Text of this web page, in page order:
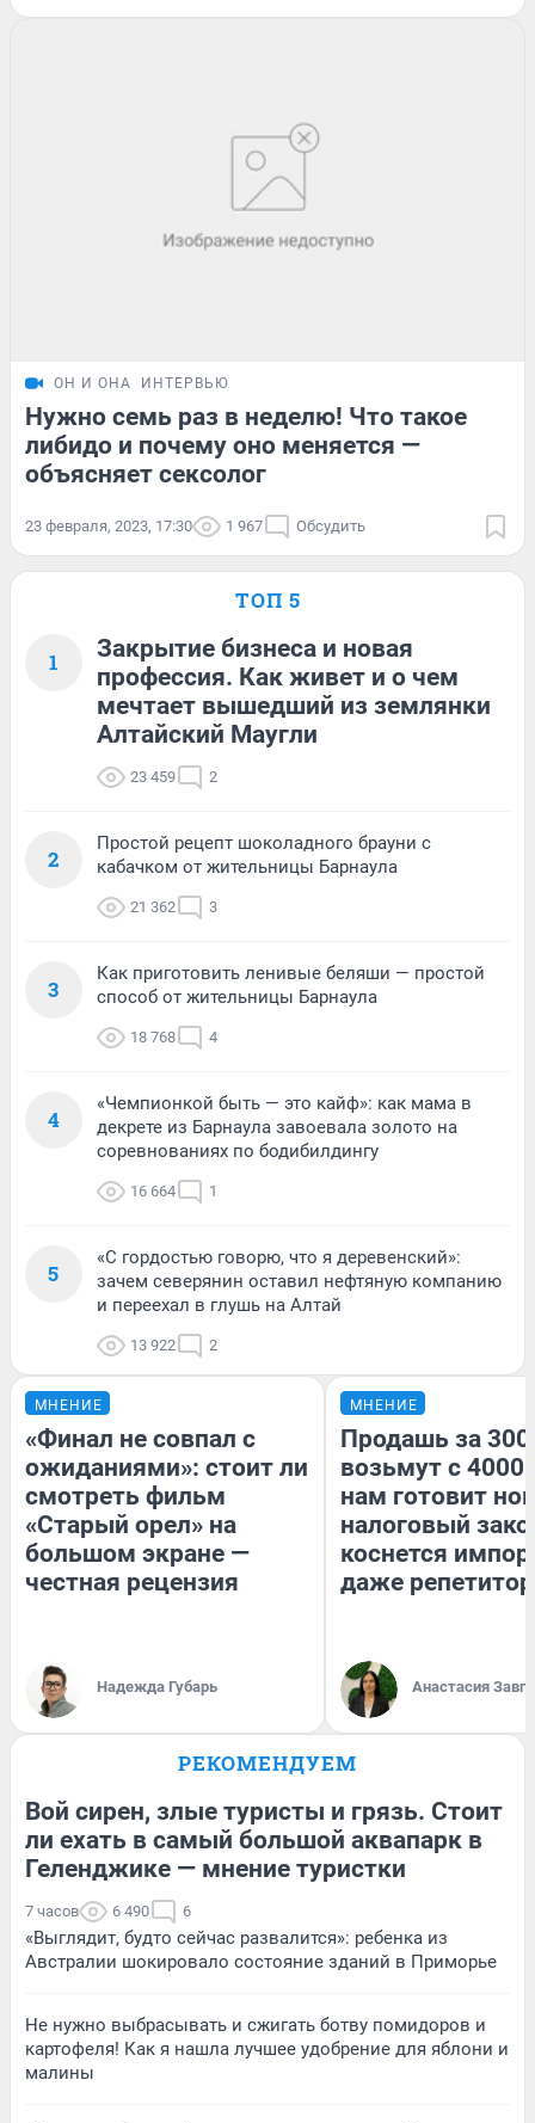
ОН И ОНА ИНТЕРВЬЮ
Нужно семь раз в неделю! Что такое
либидо и почему оно меняется —
объясняет сексолог
23 февраля, 2023, 17:30 1 967 Обсудить
ТОП 5
1
Закрытие бизнеса и новая
профессия. Как живет и о чем
мечтает вышедший из землянки
Алтайский Маугли
23 459 2
2
Простой рецепт шоколадного брауни с
кабачком от жительницы Барнаула
21 362 3
3
Как приготовить ленивые беляши — простой
способ от жительницы Барнаула
18 768 4
4
«Чемпионкой быть — это кайф»: как мама в
декрете из Барнаула завоевала золото на
соревнованиях по бодибилдингу
16 664 1
5
«С гордостью говорю, что я деревенский»:
зачем северянин оставил нефтяную компанию
и переехал в глушь на Алтай
13 922 2
МНЕНИЕ
«Финал не совпал с
ожиданиями»: стоит ли
смотреть фильм
«Старый орел» на
большом экране —
честная рецензия
Надежда Губарь
МНЕНИЕ
Продашь за
возьмут с
нам готовит
налоговый
коснется
даже
Анастасия
РЕКОМЕНДУЕМ
Вой сирен, злые туристы и грязь. Стоит
ли ехать в самый большой аквапарк в
Геленджике — мнение туристки
7 часов 6 490 6
«Выглядит, будто сейчас развалится»: ребенка из
Австралии шокировало состояние зданий в Приморье
Не нужно выбрасывать и сжигать ботву помидоров и
картофеля! Как я нашла лучшее удобрение для яблони и
малины